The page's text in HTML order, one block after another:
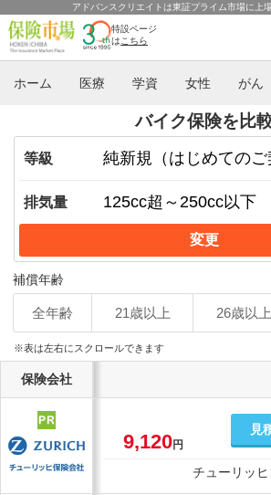
アドバンスクリエイトは東証プライム市場に上
特設ページ
は こちら
ホーム 医療 学資 女性 がん
バイク保険を比
等級
排気量
変更
補償年齢
全年齢 21歳以上 26歳以上
※表は左右にスクロールできます
保険会社
9,120円
見
チューリッ